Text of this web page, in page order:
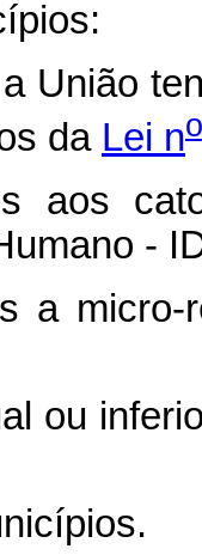
União
da Lei no
aos
-
a
ou